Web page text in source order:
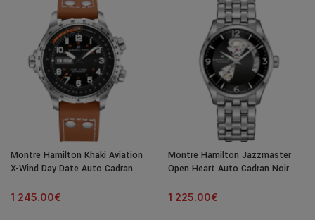
Montre Hamilton Khaki Aviation
X-Wind Day Date Auto Cadran
1 245.00€
Montre Hamilton Jazzmaster
Open Heart Auto Cadran Noir
1 225.00€